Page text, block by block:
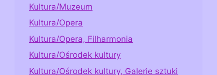
Kultura/Muzeum
Kultura/Opera
Kultura/Opera, Filharmonia
Kultura/Ośrodek kultury
Kultura/Ośrodek kultury, Galerie sztuki